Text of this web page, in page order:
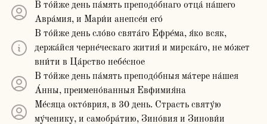
В то́йже день па́мять преподо́бнаго отца́ на́шего
Авра́мия, и Мари́и анепсе́и его́
В то́йже день сло́во свята́го Ефре́ма, я́ко всяк,
держа́йся черне́ческаго жития́ и мирска́го, не мо́жет
вни́ти в Ца́рство небе́сное
В то́йже день па́мять преподо́бныя ма́тере на́шея
А́нны, преимено́ванныя Евфимия́на
Ме́сяца окто́врия, в 30 день. Страсть святу́ю
му́ченику, и самобра́тию, Зино́вия и Зинови́и